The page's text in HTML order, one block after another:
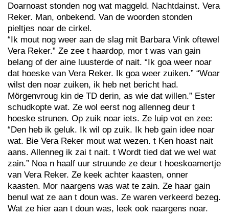
Doarnoast stonden nog wat maggeld. Nachtdainst. Vera
Reker. Man, onbekend. Van de woorden stonden
pieltjes noar de cirkel.
“Ik mout nog weer aan de slag mit Barbara Vink oftewel
Vera Reker.” Ze zee t haardop, mor t was van gain
belang of der aine luusterde of nait. “Ik goa weer noar
dat hoeske van Vera Reker. Ik goa weer zuiken.” “Woar
wilst den noar zuiken, ik heb net bericht had.
Mörgenvroug kin de TD derin, as wie dat willen.” Ester
schudkopte wat. Ze wol eerst nog allenneg deur t
hoeske strunen. Op zuik noar iets. Ze luip vot en zee:
“Den heb ik geluk. Ik wil op zuik. Ik heb gain idee noar
wat. Bie Vera Reker mout wat wezen. t Ken hoast nait
aans. Allenneg ik zai t nait. t Wordt tied dat we wel wat
zain.” Noa n haalf uur struunde ze deur t hoeskoamertje
van Vera Reker. Ze keek achter kaasten, onner
kaasten. Mor naargens was wat te zain. Ze haar gain
benul wat ze aan t doun was. Ze waren verkeerd bezeg.
Wat ze hier aan t doun was, leek ook naargens noar.